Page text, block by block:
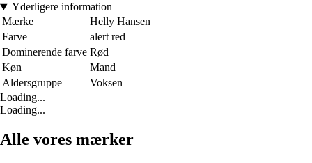
Yderligere information
Mærke
Helly Hansen
Farve
alert red
Dominerende farve Rød
Køn
Mand
Aldersgruppe
Voksen
Loading...
Loading...
Alle vores mærker